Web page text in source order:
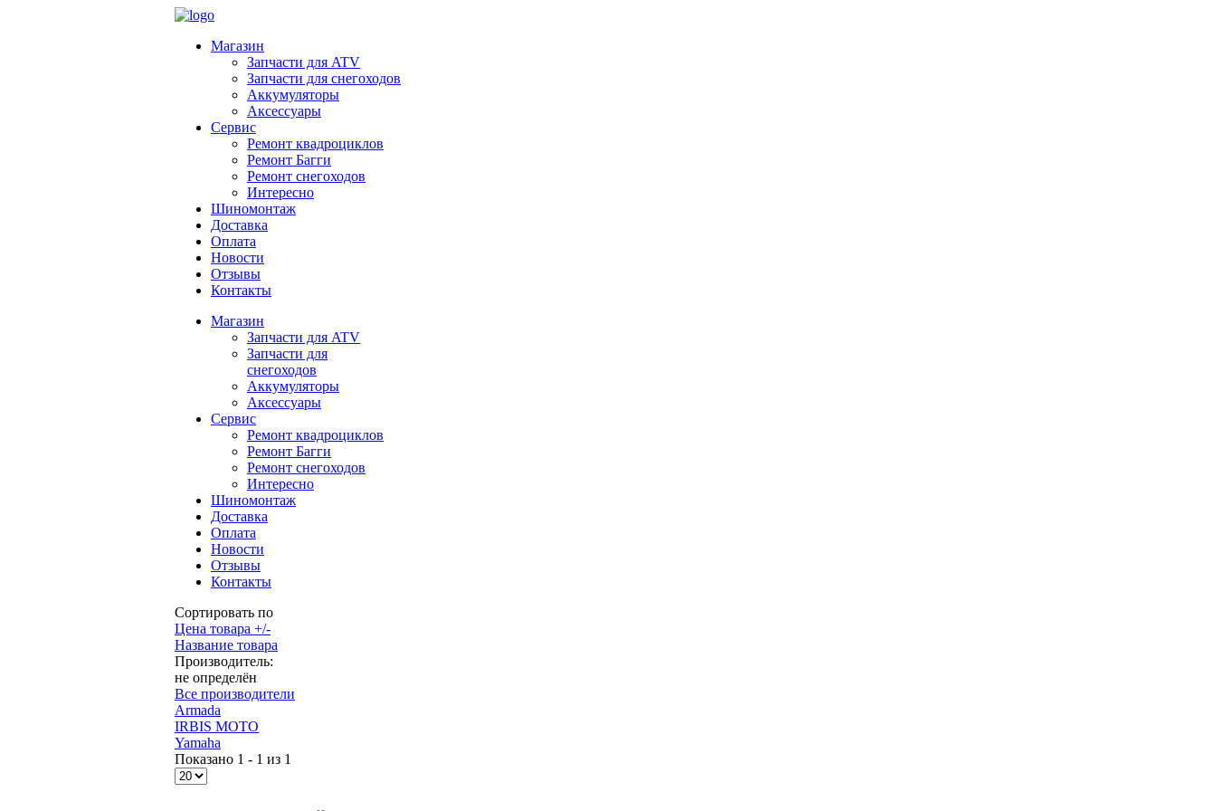
Магазин
Запчасти для ATV
Запчасти для снегоходов
Аккумуляторы
Аксессуары
Сервис
Ремонт квадроциклов
Ремонт Багги
Ремонт снегоходов
Интересно
Шиномонтаж
Доставка
Оплата
Новости
Отзывы
Контакты
Магазин
Запчасти для ATV
Запчасти для
снегоходов
Аккумуляторы
Аксессуары
Сервис
Ремонт квадроциклов
Ремонт Багги
Ремонт снегоходов
Интересно
Шиномонтаж
Доставка
Оплата
Новости
Отзывы
Контакты
Сортировать по
Цена товара +/-
Название товара
Производитель:
не определён
Все производители
Armada
IRBIS MOTO
Yamaha
Показано 1 - 1 из 1